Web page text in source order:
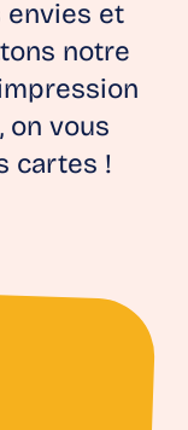
envies et
notre
on vous
cartes !